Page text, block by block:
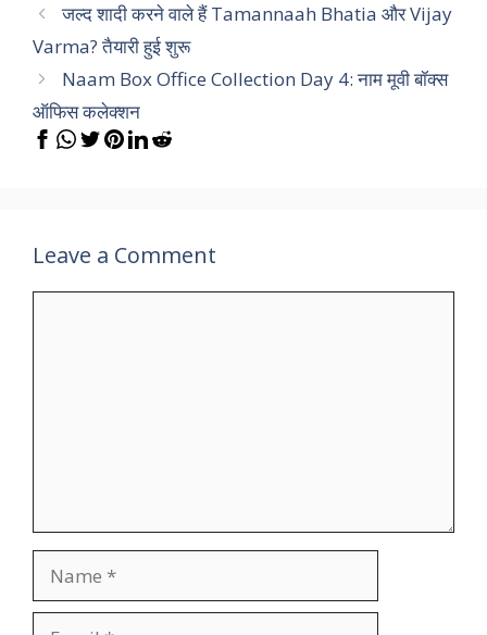
जल्द शादी करने वाले हैं Tamannaah Bhatia और Vijay
Varma? तैयारी हुई शुरू
Naam Box Office Collection Day 4: नाम मूवी बॉक्स
ऑफिस कलेक्शन
Leave a Comment